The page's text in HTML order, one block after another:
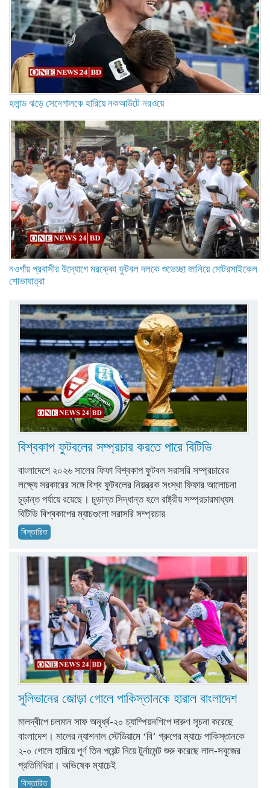
হলান্ড ঝড়ে সেনেগালকে হারিয়ে নকআউটে নরওয়ে
নওগাঁয় প্রবাসীর উদ্যোগে মরক্কো ফুটবল দলকে শুভেচ্ছা জানিয়ে মোটরসাইকেল
শোভাযাত্রা
বিশ্বকাপ ফুটবলের সম্প্রচার করতে পারে বিটিভি
বাংলাদেশে ২০২৬ সালের ফিফা বিশ্বকাপ ফুটবল সরাসরি সম্প্রচারের
লক্ষ্যে সরকারের সঙ্গে বিশ্ব ফুটবলের নিয়ন্ত্রক সংস্থা ফিফার আলোচনা
চূড়ান্ত পর্যায়ে রয়েছে। চূড়ান্ত সিদ্ধান্ত হলে রাষ্ট্রীয় সম্প্রচারমাধ্যম
বিটিভি বিশ্বকাপের ম্যাচগুলো সরাসরি সম্প্রচার
বিস্তারিত
সুলিভানের জোড়া গোলে পাকিস্তানকে হারাল বাংলাদেশ
মালদ্বীপে চলমান সাফ অনূর্ধ্ব-২০ চ্যাম্পিয়নশিপে দারুণ সূচনা করেছে
বাংলাদেশ। মালের ন্যাশনাল স্টেডিয়ামে ‘বি’ গ্রুপের ম্যাচে পাকিস্তানকে
২-০ গোলে হারিয়ে পূর্ণ তিন পয়েন্ট নিয়ে টুর্নামেন্ট শুরু করেছে লাল-সবুজের
প্রতিনিধিরা। অভিষেক ম্যাচেই
বিস্তারিত